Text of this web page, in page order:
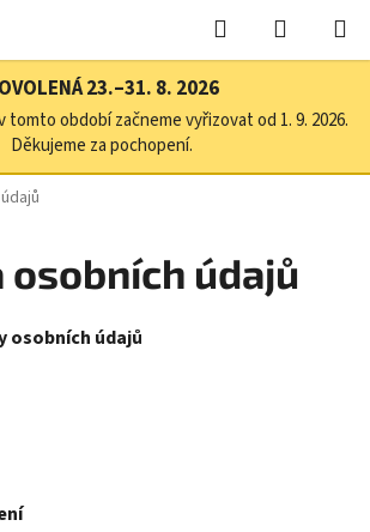
Hledat
KOŠÍK
23.–31. 8. 2026
tomto období začneme vyřizovat od 1. 9. 2026.
Děkujeme za pochopení.
osobních údajů
osobních údajů